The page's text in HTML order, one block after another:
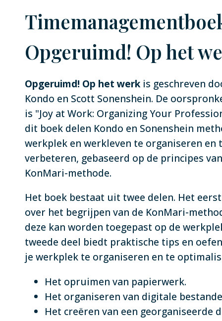
Opgeruimd! Op het
Opgeruimd! Op het werkis geschreven
Kondo en Scott Sonenshein. De
is "Joy at Work: Organizing Your
dit boek delen Kondo en Sonenshein
werkplek en werkleven te organiseren en
verbeteren, gebaseerd op de principes
KonMari-methode.
Het boek bestaat uit twee delen. Het
over het begrijpen van de KonMari-
deze kan worden toegepast op de
tweede deel biedt praktische tips en
je werkplek te organiseren en te
Het opruimen van papierwerk.
Het organiseren van digitale
Het creëren van een georganiseerde